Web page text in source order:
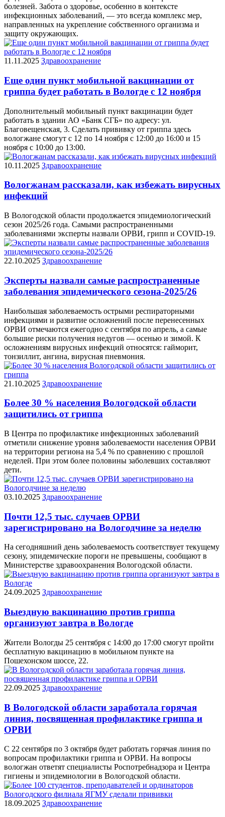
болезней. Забота о здоровье, особенно в контексте
инфекционных заболеваний, — это всегда комплекс мер,
направленных на укрепление собственного организма и
защиту окружающих.
11.11.2025 Здравоохранение
Еще один пункт мобильной вакцинации от
гриппа будет работать в Вологде с 12 ноября
Дополнительный мобильный пункт вакцинации будет
работать в здании АО «Банк СГБ» по адресу: ул.
Благовещенская, 3. Сделать прививку от гриппа здесь
вологжане смогут с 12 по 14 ноября с 12:00 до 16:00 и 15
ноября с 10:00 до 13:00.
10.11.2025 Здравоохранение
Вологжанам рассказали, как избежать вирусных
инфекций
В Вологодской области продолжается эпидемиологический
сезон 2025/26 года. Самыми распространенными
заболеваниями эксперты назвали ОРВИ, грипп и COVID-19.
22.10.2025 Здравоохранение
Эксперты назвали самые распространенные
заболевания эпидемического сезона-2025/26
Наибольшая заболеваемость острыми респираторными
инфекциями и развитие осложнений после перенесенных
ОРВИ отмечаются ежегодно с сентября по апрель, а самые
большие риски получения недугов — осенью и зимой. К
осложнениям вирусных инфекций относятся: гайморит,
тонзиллит, ангина, вирусная пневмония.
21.10.2025 Здравоохранение
Более 30 % населения Вологодской области
защитились от гриппа
В Центра по профилактике инфекционных заболеваний
отметили снижение уровня заболеваемости населения ОРВИ
на территории региона на 5,4 % по сравнению с прошлой
неделей. При этом более половины заболевших составляют
дети.
03.10.2025 Здравоохранение
Почти 12,5 тыс. случаев ОРВИ
зарегистрировано на Вологодчине за неделю
На сегодняшний день заболеваемость соответствует текущему
сезону, эпидемические пороги не превышены, сообщают в
Министерстве здравоохранения Вологодской области.
24.09.2025 Здравоохранение
Выездную вакцинацию против гриппа
организуют завтра в Вологде
Жители Вологды 25 сентября с 14:00 до 17:00 смогут пройти
бесплатную вакцинацию в мобильном пункте на
Пошехонском шоссе, 22.
22.09.2025 Здравоохранение
В Вологодской области заработала горячая
линия, посвященная профилактике гриппа и
ОРВИ
С 22 сентября по 3 октября будет работать горячая линия по
вопросам профилактики гриппа и ОРВИ. На вопросы
вологжан ответят специалисты Роспотребнадзора и Центра
гигиены и эпидемиологии в Вологодской области.
18.09.2025 Здравоохранение